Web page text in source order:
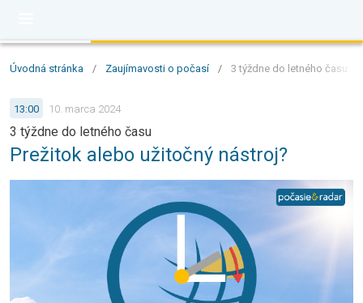
Úvodná stránka / Zaujímavosti o počasí / 3 týždne do letného času:
13:00 10. marca 2024
3 týždne do letného času
Prežitok alebo užitočný nástroj?